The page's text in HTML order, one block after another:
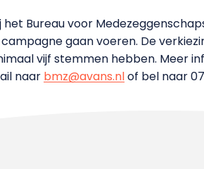
Bureau voor
gaan voeren. De
vijf stemmen hebben. Meer
naar bmz@avans.nlof bel naar